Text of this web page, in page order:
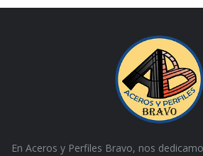
En Aceros y Perfiles Bravo, nos